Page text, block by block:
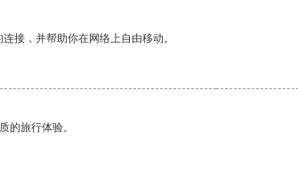
接，并帮助你在网络上自由移动。
的旅行体验。